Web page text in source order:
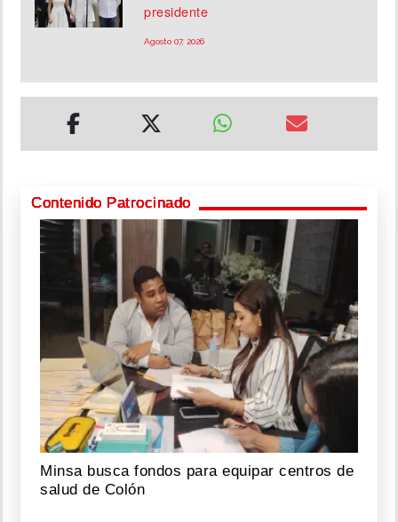
presidente
Agosto 07, 2026
Contenido Patrocinado
Minsa busca fondos para equipar centros de
salud de Colón